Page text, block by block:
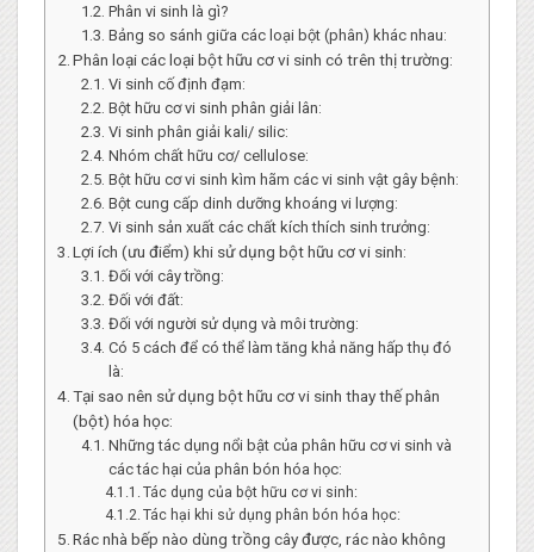
Phân vi sinh là gì?
Bảng so sánh giữa các loại bột (phân) khác nhau:
Phân loại các loại bột hữu cơ vi sinh có trên thị trường:
Vi sinh cố định đạm:
Bột hữu cơ vi sinh phân giải lân:
Vi sinh phân giải kali/ silic:
Nhóm chất hữu cơ/ cellulose:
Bột hữu cơ vi sinh kìm hãm các vi sinh vật gây bệnh:
Bột cung cấp dinh dưỡng khoáng vi lượng:
Vi sinh sản xuất các chất kích thích sinh trưởng:
Lợi ích (ưu điểm) khi sử dụng bột hữu cơ vi sinh:
Đối với cây trồng:
Đối với đất:
Đối với người sử dụng và môi trường:
Có 5 cách để có thể làm tăng khả năng hấp thụ đó
là:
Tại sao nên sử dụng bột hữu cơ vi sinh thay thế phân
(bột) hóa học:
Những tác dụng nổi bật của phân hữu cơ vi sinh và
các tác hại của phân bón hóa học:
Tác dụng của bột hữu cơ vi sinh:
Tác hại khi sử dụng phân bón hóa học:
Rác nhà bếp nào dùng trồng cây được, rác nào không